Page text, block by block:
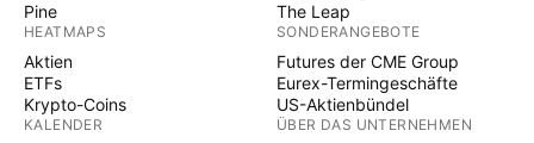
Pine
HEATMAPS
Aktien
ETFs
Krypto-Coins
KALENDER
The Leap
SONDERANGEBOTE
Futures der CME Group
Eurex-Termingeschäfte
US-Aktienbündel
ÜBER DAS UNTERNEHMEN